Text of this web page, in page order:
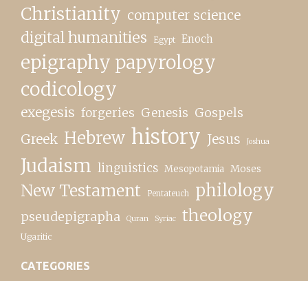
Christianity computer science
digital humanities Egypt Enoch
epigraphy papyrology
codicology
exegesis forgeries Genesis Gospels
Greek Hebrew history Jesus Joshua
Judaism linguistics Mesopotamia Moses
New Testament Pentateuch philology
pseudepigrapha Quran Syriac theology
Ugaritic
CATEGORIES